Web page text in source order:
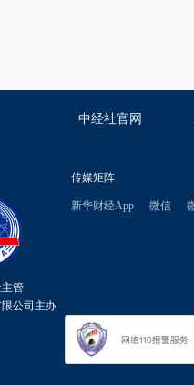
中经社官网
管
公司主办
传媒矩阵
新华财经App 微信